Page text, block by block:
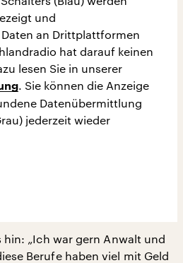
und
an Drittplattformen
hat darauf keinen
lesen Sie in unserer
. Sie können die Anzeige
Datenübermittlung
jederzeit wieder
hin: „Ich war gern Anwalt und
Berufe haben viel mit Geld